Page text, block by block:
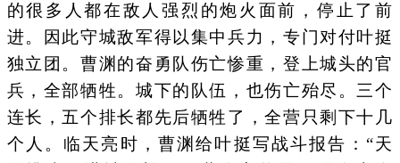
的很多人都在敌人强烈的炮火面前，停止了前
进。因此守城敌军得以集中兵力，专门对付叶挺
独立团。曹渊的奋勇队伤亡惨重，登上城头的官
兵，全部牺牲。城下的队伍，也伤亡殆尽。三个
连长，五个排长都先后牺牲了，全营只剩下十几
个人。临天亮时，曹渊给叶挺写战斗报告：“天